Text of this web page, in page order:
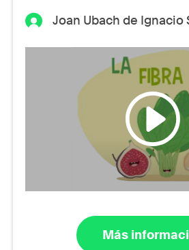
Joan Ubach de Ignacio
Más